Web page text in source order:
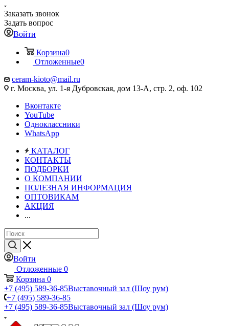
Заказать звонок
Задать вопрос
Войти
Корзина0
Отложенные0
ceram-kioto@mail.ru
г. Москва, ул. 1-я Дубровская, дом 13-А, стр. 2, оф. 102
Вконтакте
YouTube
Одноклассники
WhatsApp
КАТАЛОГ
КОНТАКТЫ
ПОДБОРКИ
О КОМПАНИИ
ПОЛЕЗНАЯ ИНФОРМАЦИЯ
ОПТОВИКАМ
АКЦИЯ
...
Войти
Отложенные 0
Корзина 0
+7 (495) 589-36-85Выставочный зал (Шоу рум)
+7 (495) 589-36-85
+7 (495) 589-36-85Выставочный зал (Шоу рум)